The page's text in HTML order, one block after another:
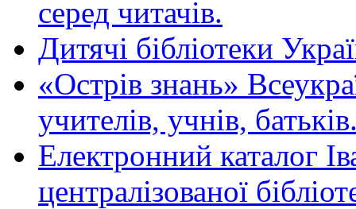
серед читачів.
Дитячі бібліотеки
«Острів знань»
учителів, учнів,
Електронний каталог
централізованої